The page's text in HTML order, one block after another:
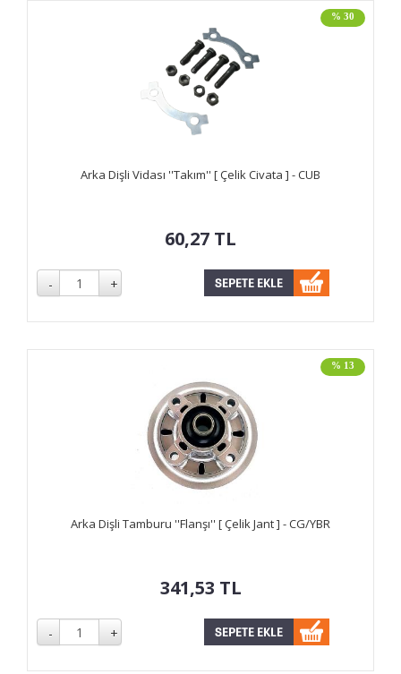
% 30
Arka Dişli Vidası ''Takım'' [ Çelik Civata ] - CUB
60,27 TL
% 13
Arka Dişli Tamburu ''Flanşı'' [ Çelik Jant ] - CG/YBR
341,53 TL